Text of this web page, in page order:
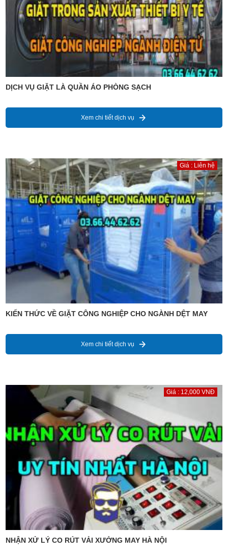
DỊCH VỤ GIẶT LÀ QUẦN ÁO PHÒNG SẠCH
Xem chi tiết dịch vụ
Giá : Liên hệ
KIẾN THỨC VỀ GIẶT CÔNG NGHIỆP CHO NGÀNH DỆT MAY
Xem chi tiết dịch vụ
Giá : 12,000 VNĐ
NHẬN XỬ LÝ CO RÚT VẢI XƯỞNG MAY HÀ NỘI